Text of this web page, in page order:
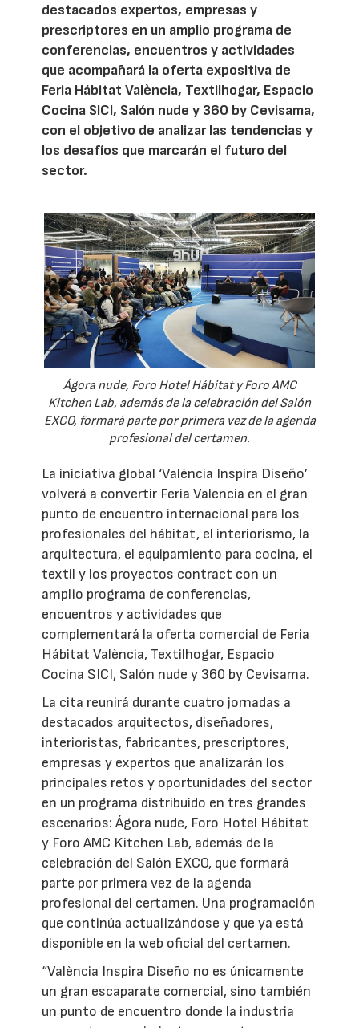
destacados expertos, empresas y
prescriptores en un amplio programa de
conferencias, encuentros y actividades
que acompañará la oferta expositiva de
Feria Hábitat València, Textilhogar, Espacio
Cocina SICI, Salón nude y 360 by Cevisama,
con el objetivo de analizar las tendencias y
los desafíos que marcarán el futuro del
sector.
Ágora nude, Foro Hotel Hábitat y Foro AMC
Kitchen Lab, además de la celebración del Salón
EXCO, formará parte por primera vez de la agenda
profesional del certamen.
La iniciativa global ‘València Inspira Diseño’
volverá a convertir Feria Valencia en el gran
punto de encuentro internacional para los
profesionales del hábitat, el interiorismo, la
arquitectura, el equipamiento para cocina, el
textil y los proyectos contract con un
amplio programa de conferencias,
encuentros y actividades que
complementará la oferta comercial de Feria
Hábitat València, Textilhogar, Espacio
Cocina SICI, Salón nude y 360 by Cevisama.
La cita reunirá durante cuatro jornadas a
destacados arquitectos, diseñadores,
interioristas, fabricantes, prescriptores,
empresas y expertos que analizarán los
principales retos y oportunidades del sector
en un programa distribuido en tres grandes
escenarios: Ágora nude, Foro Hotel Hábitat
y Foro AMC Kitchen Lab, además de la
celebración del Salón EXCO, que formará
parte por primera vez de la agenda
profesional del certamen. Una programación
que continúa actualizándose y que ya está
disponible en la web oficial del certamen.
“València Inspira Diseño no es únicamente
un gran escaparate comercial, sino también
un punto de encuentro donde la industria